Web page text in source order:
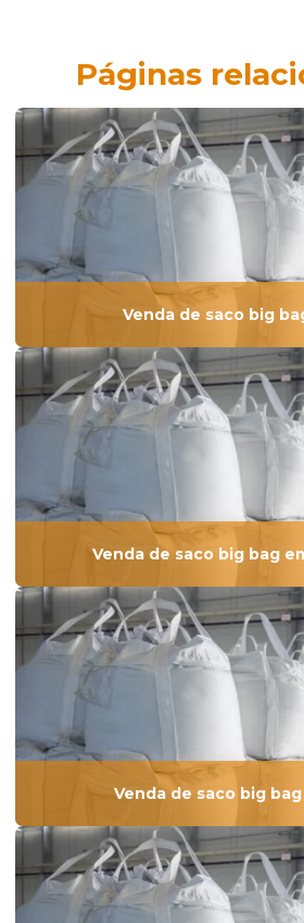
Páginas
Venda de saco big
Venda de saco big bag
Venda de saco big